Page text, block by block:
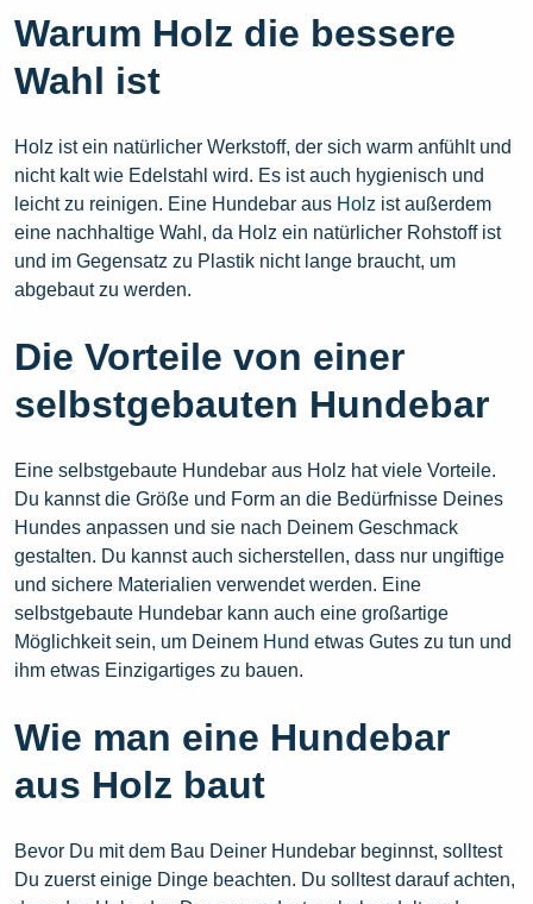
Warum Holz die bessere
Wahl ist
Holz ist ein natürlicher Werkstoff, der sich warm anfühlt und
nicht kalt wie Edelstahl wird. Es ist auch hygienisch und
leicht zu reinigen. Eine Hundebar aus Holz ist außerdem
eine nachhaltige Wahl, da Holz ein natürlicher Rohstoff ist
und im Gegensatz zu Plastik nicht lange braucht, um
abgebaut zu werden.
Die Vorteile von einer
selbstgebauten Hundebar
Eine selbstgebaute Hundebar aus Holz hat viele Vorteile.
Du kannst die Größe und Form an die Bedürfnisse Deines
Hundes anpassen und sie nach Deinem Geschmack
gestalten. Du kannst auch sicherstellen, dass nur ungiftige
und sichere Materialien verwendet werden. Eine
selbstgebaute Hundebar kann auch eine großartige
Möglichkeit sein, um Deinem Hund etwas Gutes zu tun und
ihm etwas Einzigartiges zu bauen.
Wie man eine Hundebar
aus Holz baut
Bevor Du mit dem Bau Deiner Hundebar beginnst, solltest
Du zuerst einige Dinge beachten. Du solltest darauf achten,